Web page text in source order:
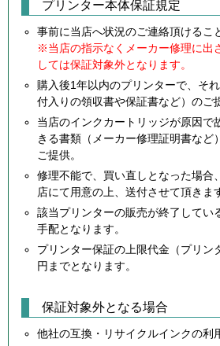
プリンター本体保証規定
事前に当店へ状況のご連絡頂けるこ
※当店の指示なくメーカー修理に出
しては保証対象外となります。
購入後1年以内のプリンターで、そ
付入りの領収書や保証書など）のご
当店のインクカートリッジが原因で
きる書類（メーカー修理証明書など
ご提供。
修理不能で、買い直しとなった場合
店にて用意の上、送付させて頂きま
該当プリンターの販売が終了してい
手配となります。
プリンター保証の上限代金（プリン
円までとなります。
保証対象外となる場合
他社の互換・リサイクルインクの利